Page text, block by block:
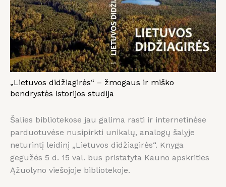
„Lietuvos didžiagirės“ – žmogaus ir miško
bendrystės istorijos studija
Šalies bibliotekose jau galima rasti ir internetinėse
parduotuvėse nusipirkti unikalų, analogų šalyje
neturintį leidinį „Lietuvos didžiagirės“. Knyga
gegužės 5 d. 15 val. bus pristatyta Kauno apskrities
Ąžuolyno viešojoje bibliotekoje.